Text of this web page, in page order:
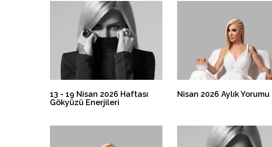
13 - 19 Nisan 2026 Haftası
Gökyüzü Enerjileri
Nisan 2026 Aylık Yorumu